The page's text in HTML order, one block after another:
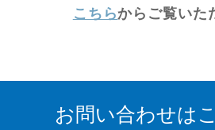
こちらからご覧いた
お問い合わせは